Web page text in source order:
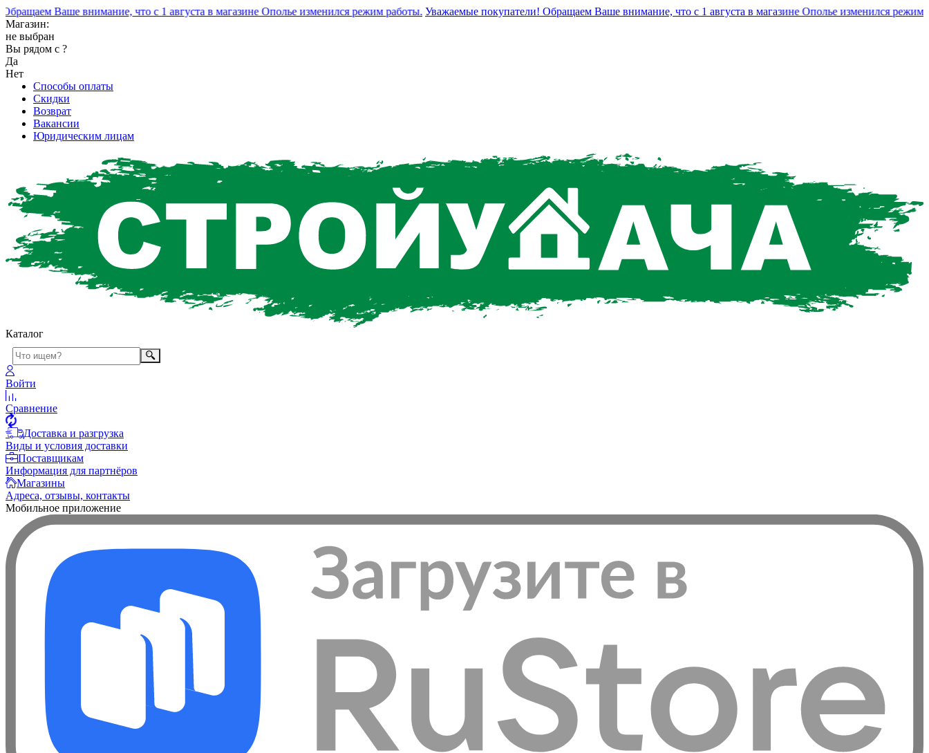
Ваше внимание, что с 1 августа в магазине Ополье изменился режим работы. Уважаемые покупатели! Обращаем Ваше внимание, что с 1 августа в магазине Ополье изменился режим
Магазин:
не выбран
Вы рядом с ?
Да
Нет
Способы оплаты
Скидки
Возврат
Вакансии
Юридическим лицам
Каталог
Войти
Сравнение
Доставка и разгрузка
Виды и условия доставки
Поставщикам
Информация для партнёров
Магазины
Адреса, отзывы, контакты
Мобильное приложение